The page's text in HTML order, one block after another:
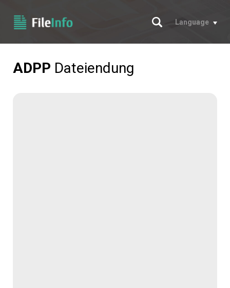
Suche
Language
ADPP Dateiendung